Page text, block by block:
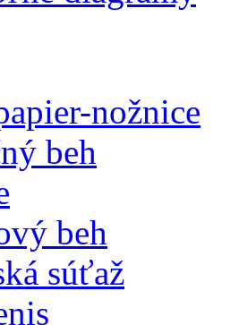
nožnice
beh
beh
súťaž